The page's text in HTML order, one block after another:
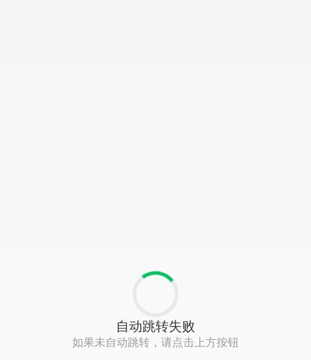
自动跳转失败
如果未自动跳转，请点击上方按钮